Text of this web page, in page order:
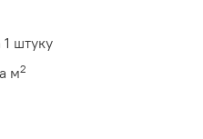
1 штуку
м2